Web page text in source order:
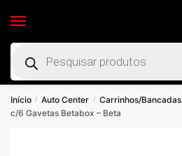
Início / Auto Center / Carrinhos/Bancadas
c/6 Gavetas Betabox – Beta